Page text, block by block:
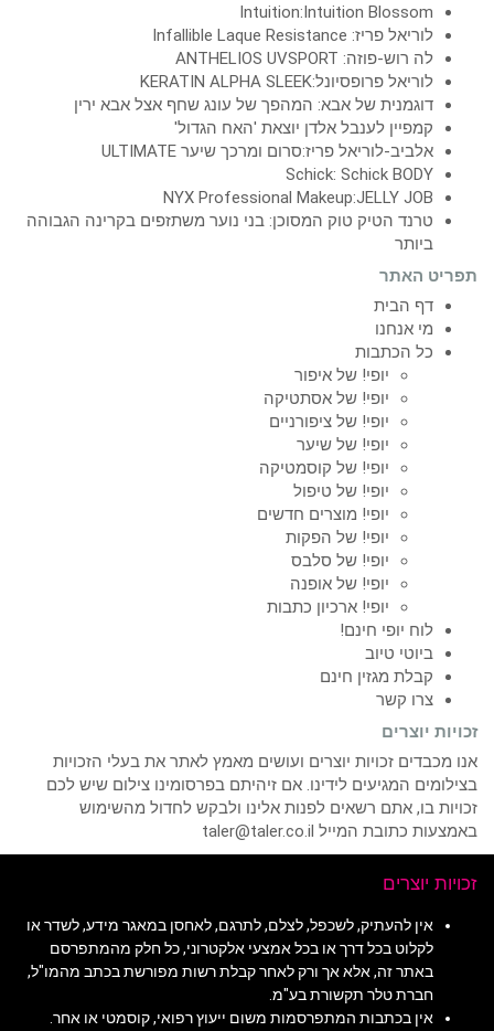
Intuition:Intuition Blossom
לוריאל פריז: Infallible Laque Resistance
לה רוש-פוזה: ANTHELIOS UVSPORT
לוריאל פרופסיונל:KERATIN ALPHA SLEEK
דוגמנית של אבא: המהפך של עונג שחף אצל אבא ירין
קמפיין לענבל אלדן יוצאת 'האח הגדול'
אלביב-לוריאל פריז:סרום ומרכך שיער ULTIMATE
Schick: Schick BODY
NYX Professional Makeup:JELLY JOB
טרנד הטיק טוק המסוכן: בני נוער משתזפים בקרינה הגבוהה
ביותר
תפריט האתר
דף הבית
מי אנחנו
כל הכתבות
יופי! של איפור
יופי! של אסתטיקה
יופי! של ציפורניים
יופי! של שיער
יופי! של קוסמטיקה
יופי! של טיפול
יופי! מוצרים חדשים
יופי! של הפקות
יופי! של סלבס
יופי! של אופנה
יופי! ארכיון כתבות
לוח יופי חינם!
ביוטי טיוב
קבלת מגזין חינם
צרו קשר
זכויות יוצרים
אנו מכבדים זכויות יוצרים ועושים מאמץ לאתר את בעלי הזכויות
בצילומים המגיעים לידינו. אם זיהיתם בפרסומינו צילום שיש לכם
זכויות בו, אתם רשאים לפנות אלינו ולבקש לחדול מהשימוש
באמצעות כתובת המייל taler@taler.co.il
זכויות יוצרים
אין להעתיק, לשכפל, לצלם, לתרגם, לאחסן במאגר מידע, לשדר או
לקלוט בכל דרך או בכל אמצעי אלקטרוני, כל חלק מהמתפרסם
באתר זה, אלא אך ורק לאחר קבלת רשות מפורשת בכתב מהמו"ל,
חברת טלר תקשורת בע"מ.
אין בכתבות המתפרסמות משום ייעוץ רפואי, קוסמטי או אחר.